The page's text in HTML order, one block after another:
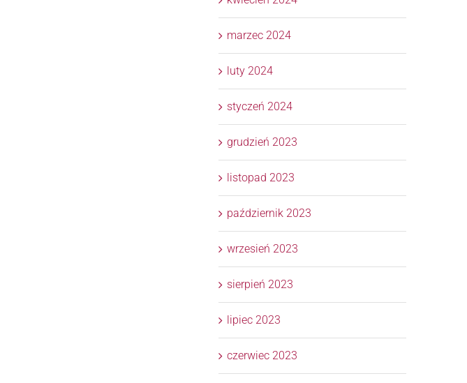
marzec 2024
luty 2024
styczeń 2024
grudzień 2023
listopad 2023
październik 2023
wrzesień 2023
sierpień 2023
lipiec 2023
czerwiec 2023